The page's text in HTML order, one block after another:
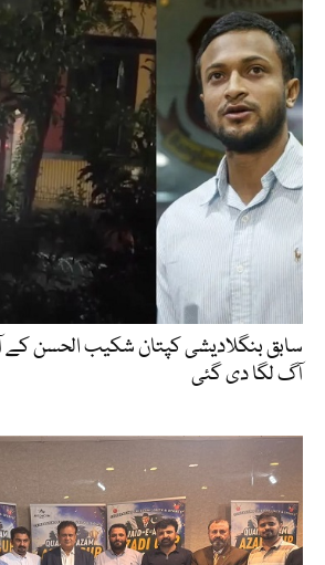
سابق بنگلادیشی کپتان شکیب الحسن کے
آگ لگا دی گئی